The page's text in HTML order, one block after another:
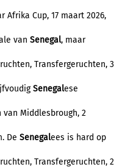
Afrika Cup, 17 maart 2026,
van Senegal, maar
Transfergeruchten, 3
Senegalese
Middlesbrough, 2
De Senegalees is hard op
Transfergeruchten, 2